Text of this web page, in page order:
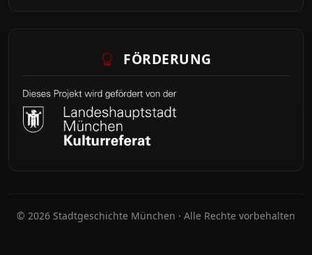
FÖRDERUNG
© 2026 Stadtgeschichte München · Alle Rechte vorbehalten